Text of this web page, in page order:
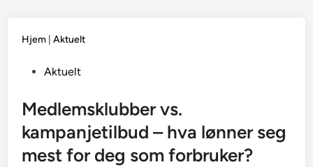
Hjem |Aktuelt
PostedAktuelt
Medlemsklubber vs.
kampanjetilbud – hva lønner seg
mest for deg som forbruker?